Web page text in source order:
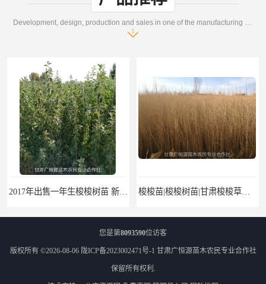
您是第8093590位访客
版权所有 ©2026-08-06 陇ICP备2023002471号-1 甘肃广恒源苗木农民专业合作社
保留所有权利.